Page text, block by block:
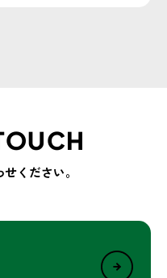
ください。